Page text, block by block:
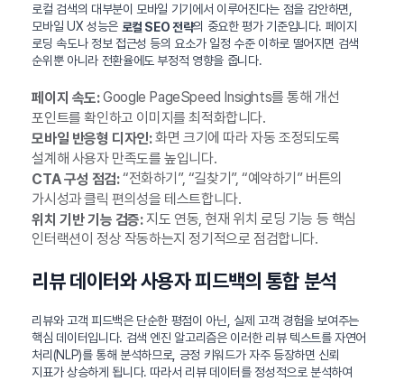
로컬 검색의 대부분이 모바일 기기에서 이루어진다는 점을 감안하면,
모바일 UX 성능은 로컬 SEO 전략의 중요한 평가 기준입니다. 페이지
로딩 속도나 정보 접근성 등의 요소가 일정 수준 이하로 떨어지면 검색
순위뿐 아니라 전환율에도 부정적 영향을 줍니다.
페이지 속도:Google PageSpeed Insights를 통해 개선
포인트를 확인하고 이미지를 최적화합니다.
모바일 반응형 디자인:화면 크기에 따라 자동 조정되도록
설계해 사용자 만족도를 높입니다.
CTA 구성 점검:“전화하기”, “길찾기”, “예약하기” 버튼의
가시성과 클릭 편의성을 테스트합니다.
위치 기반 기능 검증:지도 연동, 현재 위치 로딩 기능 등 핵심
인터랙션이 정상 작동하는지 정기적으로 점검합니다.
리뷰 데이터와 사용자 피드백의 통합 분석
리뷰와 고객 피드백은 단순한 평점이 아닌, 실제 고객 경험을 보여주는
핵심 데이터입니다. 검색 엔진 알고리즘은 이러한 리뷰 텍스트를 자연어
처리(NLP)를 통해 분석하므로, 긍정 키워드가 자주 등장하면 신뢰
지표가 상승하게 됩니다. 따라서 리뷰 데이터를 정성적으로 분석하여